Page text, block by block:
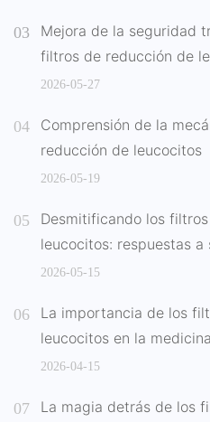
Mejora de la seguridad
filtros de reducción de
2026-05-27
Comprensión de la
reducción de leucocitos
2026-05-19
Desmitificando los
leucocitos: respuestas
2026-05-15
La importancia de los
leucocitos en la
2026-04-15
La magia detrás de los